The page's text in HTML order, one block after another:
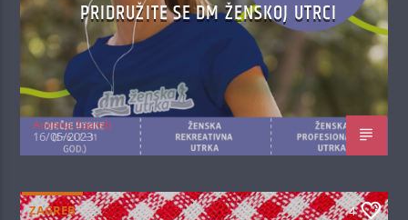
PRIDRUŽITE SE DM ŽENSKOJ UTRCI
Antena Zagreb
16/05/2023
ZAGREB 4